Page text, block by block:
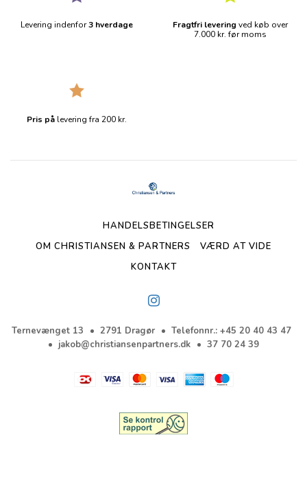
Levering indenfor3 hverdage Fragtfri levering ved køb over
7.000 kr. før moms
Pris på levering fra 200 kr.
HANDELSBETINGELSER
OM CHRISTIANSEN & PARTNERS
VÆRD AT VIDE
KONTAKT
Ternevænget 13 2791 Dragør Telefonnr.: +45 20 40 43 47
jakob@christiansenpartners.dk
37 70 24 39